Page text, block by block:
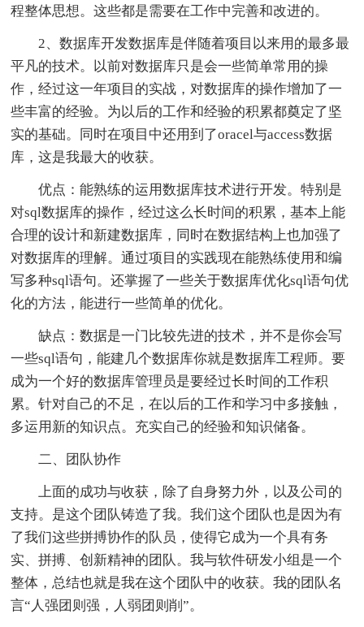
程整体思想。这些都是需要在工作中完善和改进的。
2、数据库开发数据库是伴随着项目以来用的最多最
平凡的技术。以前对数据库只是会一些简单常用的操
作，经过这一年项目的实战，对数据库的操作增加了一
些丰富的经验。为以后的工作和经验的积累都奠定了坚
实的基础。同时在项目中还用到了oracel与access数据
库，这是我最大的收获。
优点：能熟练的运用数据库技术进行开发。特别是
对sql数据库的操作，经过这么长时间的积累，基本上能
合理的设计和新建数据库，同时在数据结构上也加强了
对数据库的理解。通过项目的实践现在能熟练使用和编
写多种sql语句。还掌握了一些关于数据库优化sql语句优
化的方法，能进行一些简单的优化。
缺点：数据是一门比较先进的技术，并不是你会写
一些sql语句，能建几个数据库你就是数据库工程师。要
成为一个好的数据库管理员是要经过长时间的工作积
累。针对自己的不足，在以后的工作和学习中多接触，
多运用新的知识点。充实自己的经验和知识储备。
二、团队协作
上面的成功与收获，除了自身努力外，以及公司的
支持。是这个团队铸造了我。我们这个团队也是因为有
了我们这些拼搏协作的队员，使得它成为一个具有务
实、拼搏、创新精神的团队。我与软件研发小组是一个
整体，总结也就是我在这个团队中的收获。我的团队名
言“人强团则强，人弱团则削”。